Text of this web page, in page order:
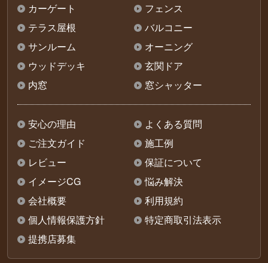
カーゲート
フェンス
テラス屋根
バルコニー
サンルーム
オーニング
ウッドデッキ
玄関ドア
内窓
窓シャッター
安心の理由
よくある質問
ご注文ガイド
施工例
レビュー
保証について
イメージCG
悩み解決
会社概要
利用規約
個人情報保護方針
特定商取引法表示
提携店募集